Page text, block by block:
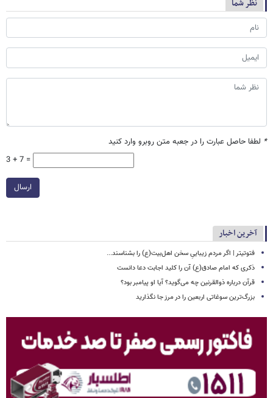
نظر شما
* لطفا حاصل عبارت را در جعبه متن روبرو وارد کنید
3 + 7 =
ارسال
آخرین اخبار
فتوتیتر | اگر مردم زیباییِ سخن اهل‌بیت(ع) را بشناسند...
ذکری که امام صادق(ع) آن را کلید اجابت دعا دانست
قرآن درباره ذوالقرنین چه می‌گوید؟ آیا او پیامبر بود؟
بزرگ‌ترین سوغاتی اربعین را در مرز جا نگذارید